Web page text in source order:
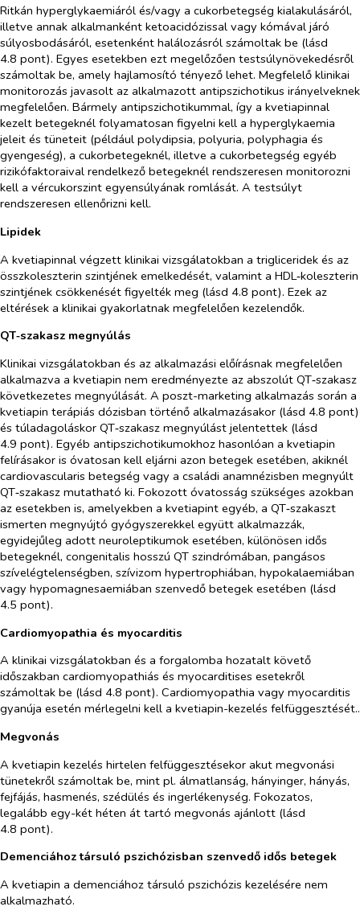
Ritkán hyperglykaemiáról és/vagy a cukorbetegség kialakulásáról,
illetve annak alkalmanként ketoacidózissal vagy kómával járó
súlyosbodásáról, esetenként halálozásról számoltak be (lásd
4.8 pont). Egyes esetekben ezt megelőzően testsúlynövekedésről
számoltak be, amely hajlamosító tényező lehet. Megfelelő klinikai
monitorozás javasolt az alkalmazott antipszichotikus irányelveknek
megfelelően. Bármely antipszichotikummal, így a kvetiapinnal
kezelt betegeknél folyamatosan figyelni kell a hyperglykaemia
jeleit és tüneteit (például polydipsia, polyuria, polyphagia és
gyengeség), a cukorbetegeknél, illetve a cukorbetegség egyéb
rizikófaktoraival rendelkező betegeknél rendszeresen monitorozni
kell a vércukorszint egyensúlyának romlását. A testsúlyt
rendszeresen ellenőrizni kell.
Lipidek
A kvetiapinnal végzett klinikai vizsgálatokban a trigliceridek és az
összkoleszterin szintjének emelkedését, valamint a HDL‑koleszterin
szintjének csökkenését figyelték meg (lásd 4.8 pont). Ezek az
eltérések a klinikai gyakorlatnak megfelelően kezelendők.
QT‑szakasz megnyúlás
Klinikai vizsgálatokban és az alkalmazási előírásnak megfelelően
alkalmazva a kvetiapin nem eredményezte az abszolút QT‑szakasz
következetes megnyúlását. A poszt-marketing alkalmazás során a
kvetiapin terápiás dózisban történő alkalmazásakor (lásd 4.8 pont)
és túladagoláskor QT‑szakasz megnyúlást jelentettek (lásd
4.9 pont). Egyéb antipszichotikumokhoz hasonlóan a kvetiapin
felírásakor is óvatosan kell eljárni azon betegek esetében, akiknél
cardiovascularis betegség vagy a családi anamnézisben megnyúlt
QT‑szakasz mutatható ki. Fokozott óvatosság szükséges azokban
az esetekben is, amelyekben a kvetiapint egyéb, a QT‑szakaszt
ismerten megnyújtó gyógyszerekkel együtt alkalmazzák,
egyidejűleg adott neuroleptikumok esetében, különösen idős
betegeknél, congenitalis hosszú QT szindrómában, pangásos
szívelégtelenségben, szívizom hypertrophiában, hypokalaemiában
vagy hypomagnesaemiában szenvedő betegek esetében (lásd
4.5 pont).
Cardiomyopathia és myocarditis
A klinikai vizsgálatokban és a forgalomba hozatalt követő
időszakban cardiomyopathiás és myocarditises esetekről
számoltak be (lásd 4.8 pont). Cardiomyopathia vagy myocarditis
gyanúja esetén mérlegelni kell a kvetiapin-kezelés felfüggesztését..
Megvonás
A kvetiapin kezelés hirtelen felfüggesztésekor akut megvonási
tünetekről számoltak be, mint pl. álmatlanság, hányinger, hányás,
fejfájás, hasmenés, szédülés és ingerlékenység. Fokozatos,
legalább egy-két héten át tartó megvonás ajánlott (lásd
4.8 pont).
Demenciához társuló pszichózisban szenvedő idős betegek
A kvetiapin a demenciához társuló pszichózis kezelésére nem
alkalmazható.